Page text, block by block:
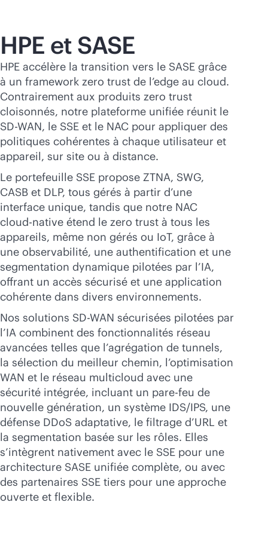
HPE et SASE
HPE accélère la transition vers le SASE grâce
à un framework zero trust de l’edge au cloud.
Contrairement aux produits zero trust
cloisonnés, notre plateforme unifiée réunit le
SD-WAN, le SSE et le NAC pour appliquer des
politiques cohérentes à chaque utilisateur et
appareil, sur site ou à distance.
Le portefeuille SSE propose ZTNA, SWG,
CASB et DLP, tous gérés à partir d’une
interface unique, tandis que notre NAC
cloud-native étend le zero trust à tous les
appareils, même non gérés ou IoT, grâce à
une observabilité, une authentification et une
segmentation dynamique pilotées par l’IA,
offrant un accès sécurisé et une application
cohérente dans divers environnements.
Nos solutions SD-WAN sécurisées pilotées par
l’IA combinent des fonctionnalités réseau
avancées telles que l’agrégation de tunnels,
la sélection du meilleur chemin, l’optimisation
WAN et le réseau multicloud avec une
sécurité intégrée, incluant un pare-feu de
nouvelle génération, un système IDS/IPS, une
défense DDoS adaptative, le filtrage d’URL et
la segmentation basée sur les rôles. Elles
s’intègrent nativement avec le SSE pour une
architecture SASE unifiée complète, ou avec
des partenaires SSE tiers pour une approche
ouverte et flexible.